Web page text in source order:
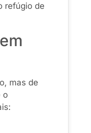
refúgio de
mas de
o